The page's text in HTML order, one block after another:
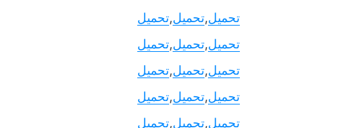
تحميل,تحميل,تحميل
تحميل,تحميل,تحميل
تحميل,تحميل,تحميل
تحميل,تحميل,تحميل
تحميل,تحميل,تحميل